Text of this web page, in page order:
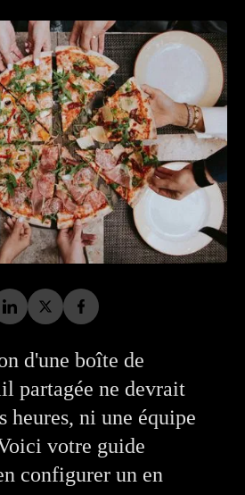
d'une boîte de
partagée ne devrait
heures, ni une équipe
votre guide
configurer un en